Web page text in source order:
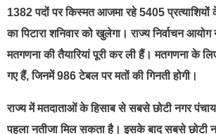
1382 पदों पर किस्मत आजमा रहे 5405 प्रत्याशियों
का पिटारा शनिवार को खुलेगा। राज्य निर्वाचन
मतगणना की तैयारियां पूरी कर ली हैं। मतगणना के
गए हैं, जिनमें 986 टेबल पर मतों की गिनती होगी।
राज्य में मतदाताओं के हिसाब से सबसे छोटी नगर
पहला नतीजा मिल सकता है। इसके बाद सबसे छोटी